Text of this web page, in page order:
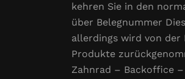
kehren Sie in den
über Belegnummer
allerdings wird von der
Produkte
Zahnrad – Backoffice